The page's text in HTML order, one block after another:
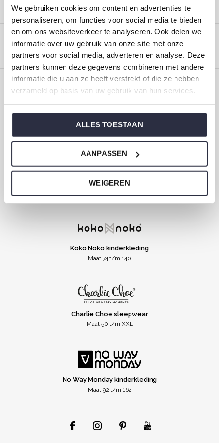
We gebruiken cookies om content en advertenties te
personaliseren, om functies voor social media te bieden
en om ons websiteverkeer te analyseren. Ook delen we
informatie over uw gebruik van onze site met onze
partners voor social media, adverteren en analyse. Deze
partners kunnen deze gegevens combineren met andere
informatie die u aan ze heeft verstrekt of die ze hebben
verzameld op basis van uw gebruik van hun services.
ALLES TOESTAAN
AANPASSEN
WEIGEREN
Klantenservice
Mijn account
Categorieën
Over ons
CALL US EMAIL US
ONZE MERKEN
Dirkje baby- en kinderkleding
Koko Noko kinderkleding
Maat 74 t/m 140
Charlie Choe sleepwear
Maat 50 t/m XXL
No Way Monday kinderkleding
Maat 92 t/m 164